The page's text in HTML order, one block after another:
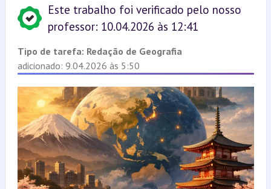
Este trabalho foi verificado pelo nosso
professor: 10.04.2026 às 12:41
Tipo de tarefa: Redação de Geografia
adicionado: 9.04.2026 às 5:50